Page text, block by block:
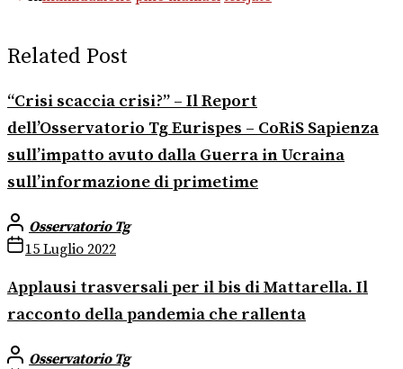
Related Post
“Crisi scaccia crisi?” – Il Report
dell’Osservatorio Tg Eurispes – CoRiS Sapienza
sull’impatto avuto dalla Guerra in Ucraina
sull’informazione di primetime
Osservatorio Tg
15 Luglio 2022
Applausi trasversali per il bis di Mattarella. Il
racconto della pandemia che rallenta
Osservatorio Tg